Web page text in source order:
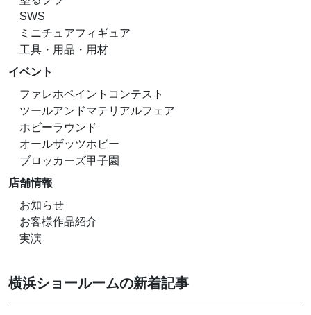
SWS
ミニチュアフィギュア
工具・用品・用材
イベント
ファレホペイントコンテスト
ツールアンドマテリアルフェア
ホビーラウンド
オールザッツホビー
ブロッカーズ甲子園
店舗情報
お知らせ
お客様作品紹介
実演
横浜ショールームの新着記事